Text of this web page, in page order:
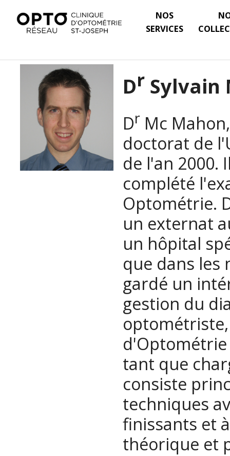
NOS
SERVICES
DrSylvain
DrMc
doctorat de
de l'an 2000.
complété
Optométrie.
un externat
un hôpital
que dans les
gardé un
gestion du
tant que
consiste
techniques
finissants et
théorique et